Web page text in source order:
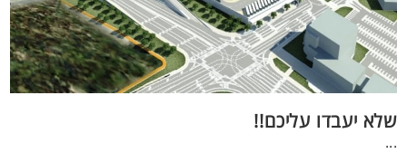
שלא יעבדו עליכם!!
...